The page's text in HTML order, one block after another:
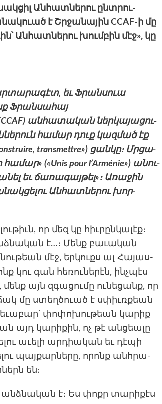
Ան­հատնե­րու ընտրու­
է Շրջա­նային CCAF-ի մը
Ան­հատնե­րու խում­բին մէջ», կը
եւ Ֆրանսուա
Ֆրանսահայ
ան­հատական ներ­կա­յացու­
հա­մար դուք կազ­մած էք
transmettre») ցան­կը։ Մրցա­
(«Unis pour l’Arménie») անու­
եւ ճառագայթել»։ Առա­ջին
Ան­հատնե­րու խոր­
որ մեզ կը հիւ­րընկա­լէք։
է…։ Մենք բա­ւական
մէջ, եր­կուքս ալ Հա­յաս­
կու գան հեռուներէն, ինչպէս
այն զգա­ցու­մը ու­նե­ցանք, որ
մը ստեղ­ծուած է սփիւռքեան
փո­փոխու­թեան կա­րիք
այդ կա­րիքին, ոչ թէ ան­ցեալը
աւե­լի ար­դիական եւ դէ­պի
պայ­քարնե­րը, որոնք անհրա­
են։
է։ Ես փոքր տա­րիքէս